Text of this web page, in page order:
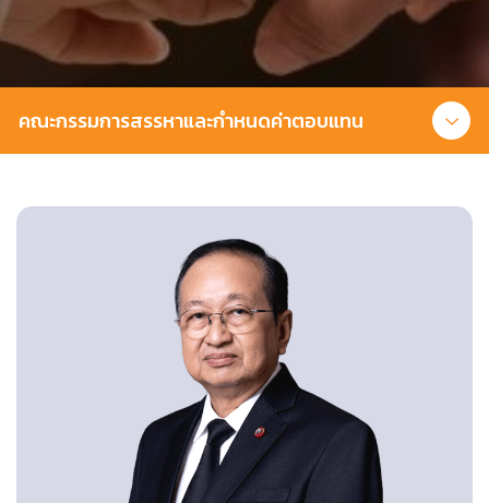
คณะกรรมการสรรหาและกำหนดค่าตอบแทน